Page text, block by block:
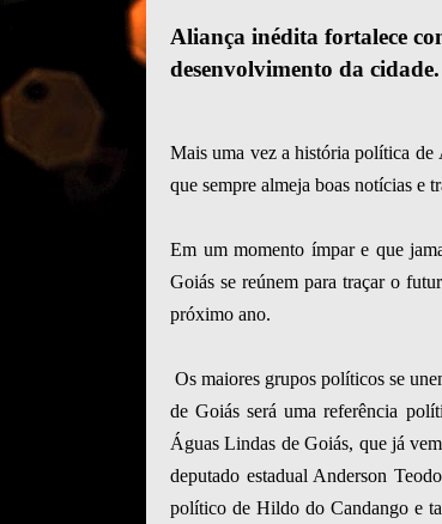
Aliança inédita fortalece
desenvolvimento da cidade.
Mais uma vez a história política de
que sempre almeja boas notícias e
Em um momento ímpar e que
Goiás se reúnem para traçar o
próximo ano.
Os maiores grupos políticos se
de Goiás será uma referência
Águas Lindas de Goiás, que já
deputado estadual Anderson
político de Hildo do Candango e